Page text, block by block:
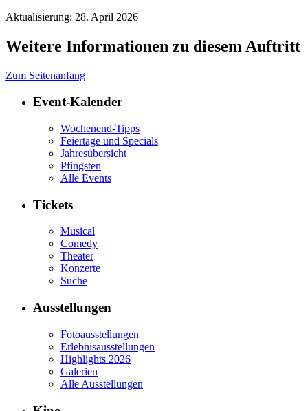
Aktualisierung: 28. April 2026
Weitere Informationen zu diesem Auftritt
Zum Seitenanfang
Event-Kalender
Wochenend-Tipps
Feiertage und Specials
Jahresübersicht
Pfingsten
Alle Events
Tickets
Musical
Comedy
Theater
Konzerte
Suche
Ausstellungen
Fotoausstellungen
Erlebnisausstellungen
Highlights 2026
Galerien
Alle Ausstellungen